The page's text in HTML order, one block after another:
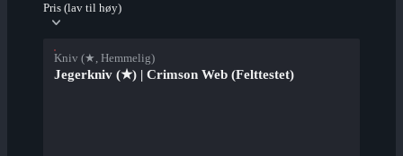
Pris (lav til høy)
Kniv (★, Hemmelig)
Jegerkniv (★) | Crimson Web (Felttestet)